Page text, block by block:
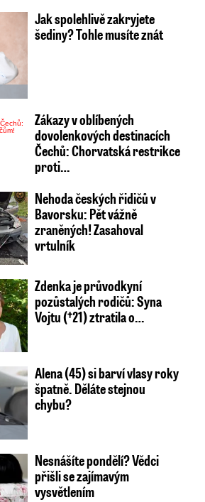
Jak spolehlivě zakryjete
šediny? Tohle musíte znát
Zákazy v oblíbených
dovolenkových destinacích
Čechů: Chorvatská restrikce
proti…
Nehoda českých řidičů v
Bavorsku: Pět vážně
zraněných! Zasahoval
vrtulník
Zdenka je průvodkyní
pozůstalých rodičů: Syna
Vojtu (†21) ztratila o…
Alena (45) si barví vlasy roky
špatně. Děláte stejnou
chybu?
Nesnášíte pondělí? Vědci
přišli se zajímavým
vysvětlením